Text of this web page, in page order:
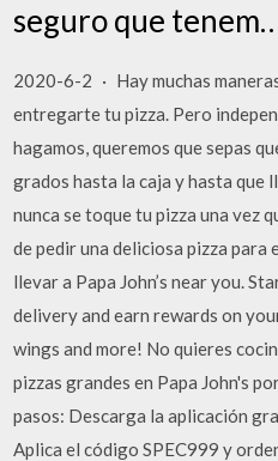
seguro que
2020-6-2 · Hay muchas
entregarte tu pizza. Pero
hagamos, queremos que sepas
grados hasta la caja y hasta que
nunca se toque tu pizza una vez
de pedir una deliciosa pizza para
llevar a Papa John’s near you.
delivery and earn rewards on
wings and more! No quieres
pizzas grandes en Papa John's
pasos: Descarga la aplicación
Aplica el código SPEC999 y